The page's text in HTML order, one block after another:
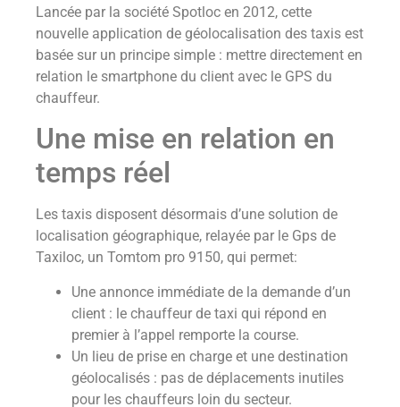
Lancée par la société Spotloc en 2012, cette
nouvelle application de géolocalisation des taxis est
basée sur un principe simple : mettre directement en
relation le smartphone du client avec le GPS du
chauffeur.
Une mise en relation en
temps réel
Les taxis disposent désormais d’une solution de
localisation géographique, relayée par le Gps de
Taxiloc, un Tomtom pro 9150, qui permet:
Une annonce immédiate de la demande d’un
client : le chauffeur de taxi qui répond en
premier à l’appel remporte la course.
Un lieu de prise en charge et une destination
géolocalisés : pas de déplacements inutiles
pour les chauffeurs loin du secteur.